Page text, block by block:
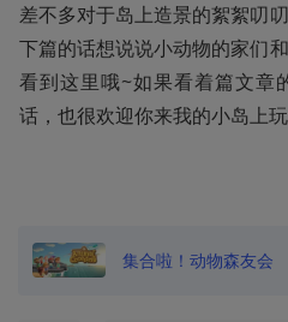
差不多对于岛上造景的絮絮叨
下篇的话想说说小动物的家们
看到这里哦~如果看着篇文章
话，也很欢迎你来我的小岛上玩
集合啦！动物森友会